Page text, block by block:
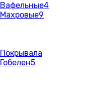
Вафельные4
Махровые9
Покрывала
Гобелен5